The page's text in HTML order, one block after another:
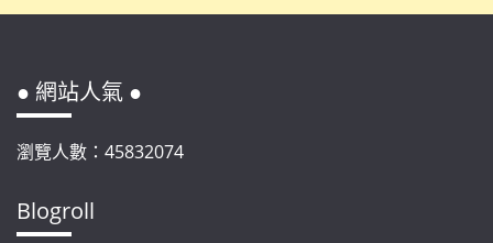
● 網站人氣 ●
瀏覽人數：45832074
Blogroll